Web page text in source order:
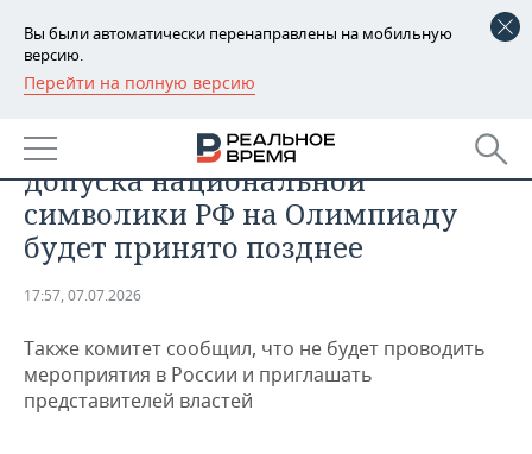
Вы были автоматически перенаправлены на мобильную
версию.
Перейти на полную версию
РЕГИОНЫ
БАШКОРТОСТАН
ТАТАРСТАН
УДМУРТИЯ
НОВОСТИ
АНАЛИТИКА
НОВОСТИ АНАЛИТИКИ
ДЕКЛАРАЦИИ О ДОХОДАХ
КОРОЛИ ГОСЗАКАЗА ПФО
ВУЗЫ ТАТАРСТАНА
ЭКОНОМИКА
НОВОСТИ ЭКОНОМИКИ
ФИНАНСЫ
БАНКИ
ПРОМЫШЛЕННОСТЬ
НОВОСТИ
ПРОМЫШЛЕННОСТИ
НЕДВИЖИМОСТЬ
НОВОСТИ НЕДВИЖИМОСТИ
АВТО
МОК: решение по поводу
допуска национальной
символики РФ на Олимпиаду
будет принято позднее
17:57, 07.07.2026
Также комитет сообщил, что не будет проводить
мероприятия в России и приглашать
представителей властей